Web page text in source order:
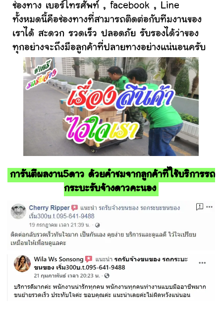
ช่องทาง เบอร์โทรศัพท์ , facebook , Line
ทั้งหมดนี้คือช่องทางที่สามารถติดต่อกับทีมงานของ
เราได้ สะดวก รวดเร็ว ปลอดภัย รับรองได้ว่าของ
ทุกอย่างจะถึงมือลูกค้าที่ปลายทางอย่างแน่นอนครับ
การันตีผลงาน5ดาว ด้วยคำชมจากลูกค้าที่ใช้บริการรถ
กระบะรับจ้างดาวคะนอง